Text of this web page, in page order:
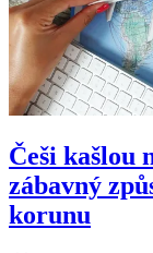
Češi kašlou
zábavný
korunu